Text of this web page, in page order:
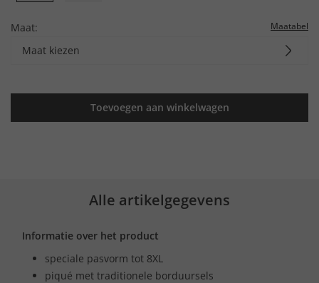
Maat: Maatabel
Maat kiezen
Toevoegen aan winkelwagen
Alle artikelgegevens
Informatie over het product
speciale pasvorm tot 8XL
piqué met traditionele borduursels